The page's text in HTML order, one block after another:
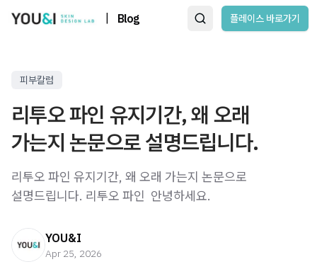
Blog 플레이스 바로가기
피부칼럼
리투오 파인 유지기간, 왜 오래
가는지 논문으로 설명드립니다.
리투오 파인 유지기간, 왜 오래 가는지 논문으로
설명드립니다. 리투오 파인 ​ 안녕하세요.
YOU&I
Apr 25, 2026